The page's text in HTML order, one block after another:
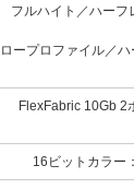
フルハイト／ハーフ
ロープロファイル／
FlexFabric 10Gb 2
16ビットカラー